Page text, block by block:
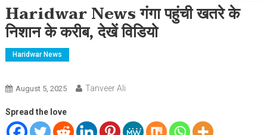
Haridwar News गंगा पहुंची खतरे के
निशान के करीब, देखें विडियो
Haridwar News
August 5, 2025 Tanveer Ali
Spread the love